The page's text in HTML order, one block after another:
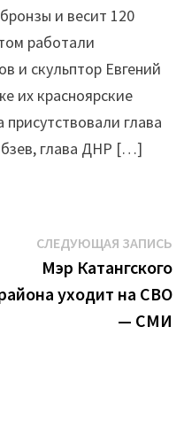
и весит 120
работали
и скульптор Евгений
их красноярские
глава
глава ДНР […]
СЛЕДУЮЩАЯ ЗАПИСЬ
Мэр Катангского
уходит на СВО
— СМИ